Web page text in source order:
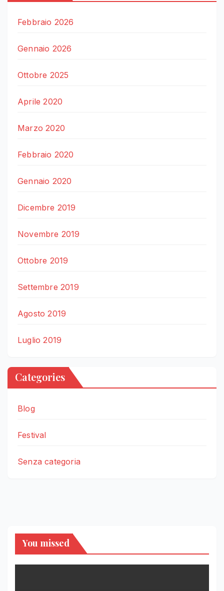
Febbraio 2026
Gennaio 2026
Ottobre 2025
Aprile 2020
Marzo 2020
Febbraio 2020
Gennaio 2020
Dicembre 2019
Novembre 2019
Ottobre 2019
Settembre 2019
Agosto 2019
Luglio 2019
Categories
Blog
Festival
Senza categoria
You missed